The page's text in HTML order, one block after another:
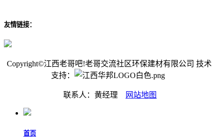
友情链接：
Copyright©江西老哥吧!老哥交流社区环保建材有限公司 技术
支持：
联系人：黄经理 网站地图
首页